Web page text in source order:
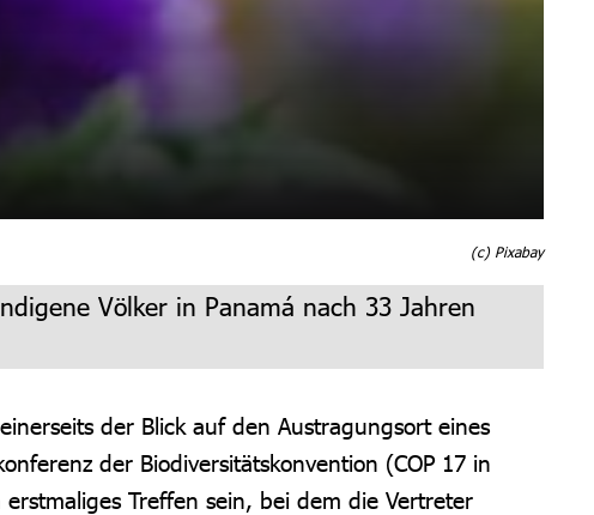
(c) Pixabay
Völker in Panamá nach 33 Jahren
der Blick auf den Austragungsort eines
der Biodiversitätskonvention (COP 17 in
Treffen sein, bei dem die Vertreter